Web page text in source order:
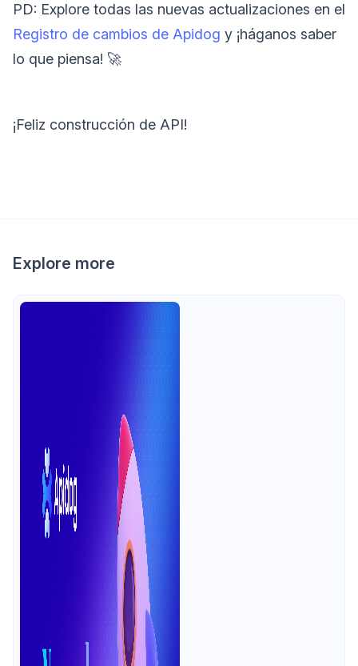
PD: Explore todas las nuevas actualizaciones en el
Registro de cambios de Apidog y ¡háganos saber
lo que piensa! 🚀
¡Feliz construcción de API!
Explore more